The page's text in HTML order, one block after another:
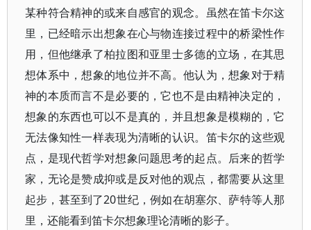
某种符合精神的或来自感官的观念。虽然在笛卡尔这
里，已经暗示出想象在心与物连接过程中的桥梁性作
用，但他继承了柏拉图和亚里士多德的立场，在其思
想体系中，想象的地位并不高。他认为，想象对于精
神的本质而言不是必要的，它也不是由精神决定的，
想象的东西也可以不是真的，并且想象是模糊的，它
无法像知性一样表现为清晰的认识。笛卡尔的这些观
点，是现代哲学对想象问题思考的起点。后来的哲学
家，无论是赞成抑或是反对他的观点，都需要从这里
起步，甚至到了20世纪，例如在胡塞尔、萨特等人那
里，还能看到笛卡尔想象理论清晰的影子。